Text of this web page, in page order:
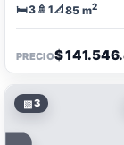
🛏️3 🚿 1📐85 m2
PRECIO$
▧3